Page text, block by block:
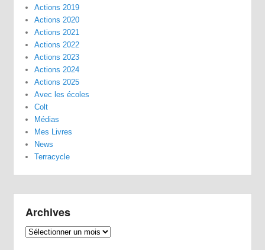
Actions 2019
Actions 2020
Actions 2021
Actions 2022
Actions 2023
Actions 2024
Actions 2025
Avec les écoles
Colt
Médias
Mes Livres
News
Terracycle
Archives
Archives